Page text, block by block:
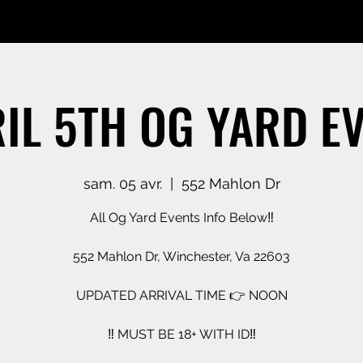
5TH OG YARD
sam. 05 avr.
  |
552 Mahlon Dr
All Og Yard Events Info Below‼️
552 Mahlon Dr, Winchester, Va 22603
UPDATED ARRIVAL TIME 👉 NOON
‼️ MUST BE 18+ WITH ID‼️